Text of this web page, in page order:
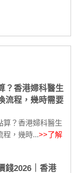
？香港婦科醫生
流程，幾時需要
？香港婦科醫生
程，幾時...>>了解
錢2026｜香港